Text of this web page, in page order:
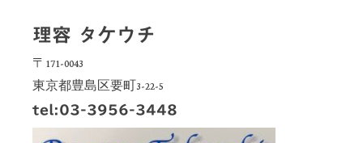
理容 タケウチ
〒171-0043
東京都豊島区要町3-22-5
tel:03-3956-3448